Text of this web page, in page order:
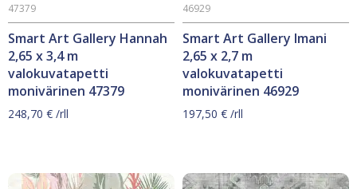
Smart Art Gallery Hannah
2,65 x 3,4 m
valokuvatapetti
monivärinen 47379
47379
248,70 € /rll
Smart Art Gallery Imani
2,65 x 2,7 m
valokuvatapetti
monivärinen 46929
46929
197,50 € /rll